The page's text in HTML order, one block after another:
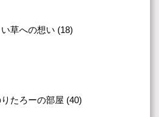
い草への想い (18)
たろーの部屋 (40)